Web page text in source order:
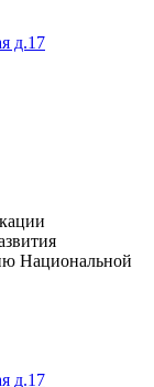
д.17
Национальной
д.17